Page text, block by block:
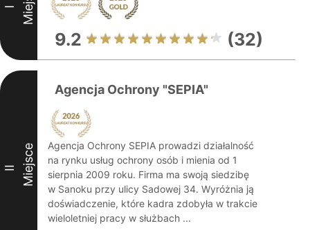
I
9.2 (32)
II Miejsce
Agencja Ochrony "SEPIA"
Agencja Ochrony SEPIA prowadzi działalność
na rynku usług ochrony osób i mienia od 1
sierpnia 2009 roku. Firma ma swoją siedzibę
w Sanoku przy ulicy Sadowej 34. Wyróżnia ją
doświadczenie, które kadra zdobyła w trakcie
wieloletniej pracy w służbach ...